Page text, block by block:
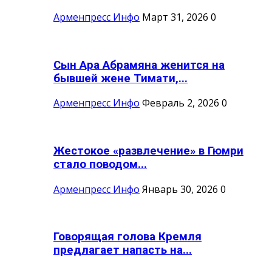
Арменпресс Инфо Март 31, 2026 0
Сын Ара Абрамяна женится на
бывшей жене Тимати,...
Арменпресс Инфо Февраль 2, 2026 0
Жестокое «развлечение» в Гюмри
стало поводом...
Арменпресс Инфо Январь 30, 2026 0
Говорящая голова Кремля
предлагает напасть на...